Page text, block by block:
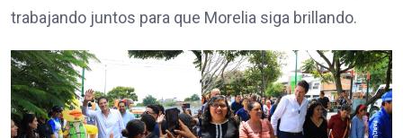
trabajando juntos para que Morelia siga brillando.